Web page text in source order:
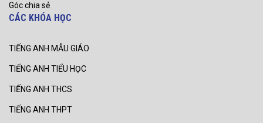
Góc chia sẻ
CÁC KHÓA HỌC
TIẾNG ANH MẪU GIÁO
TIẾNG ANH TIỂU HỌC
TIẾNG ANH THCS
TIẾNG ANH THPT